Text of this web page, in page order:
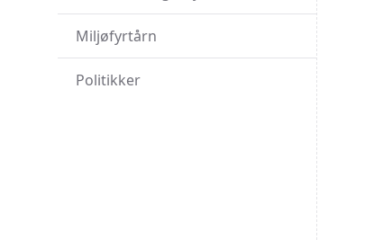
Miljøfyrtårn
Politikker